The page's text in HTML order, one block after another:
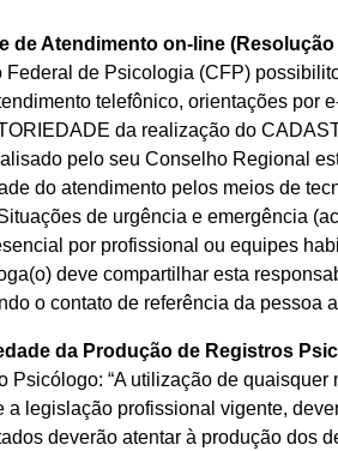
de Atendimento on-line (Resolução
de Psicologia (CFP)
telefônico, orientações por
da realização do
pelo seu Conselho Regional
do atendimento pelos meios de
de urgência e emergência
por profissional ou equipes
deve compartilhar esta
o contato de referência da pessoa
da Produção de Registros
Psicólogo: “A utilização de
a legislação profissional vigente,
deverão atentar à produção dos